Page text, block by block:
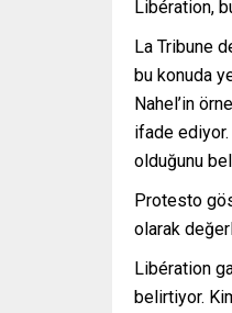
Libération,
La Tribune
bu konuda
Nahel’in
ifade ediyor.
olduğunu
Protesto
olarak
Libération
belirtiyor.